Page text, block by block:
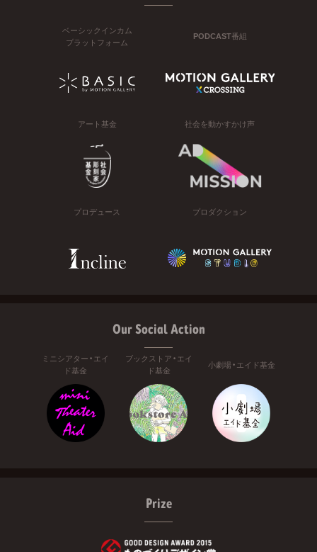
ベーシックインカム
プラットフォーム
PODCAST番組
アート基金 社会を動かすかけ声
プロデュース プロダクション
Our Social Action
ミニシアター・エイ
ド基金
ブックストア・エイ
ド基金
小劇場・エイド基金
Prize